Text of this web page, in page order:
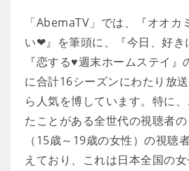
「AbemaTV」では、『オオカ
い❤』を筆頭に、『今日、好き
『恋する♥週末ホームステイ
に合計16シーズンにわたり放
ら人気を博しています。特に
たことがある全世代の視聴者
（15歳～19歳の女性）の視聴
えており、これは日本全国の